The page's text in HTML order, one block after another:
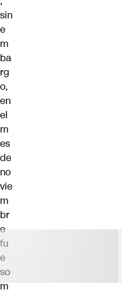
sin
e
m
ba
rg
o,
en
el
m
es
de
no
vie
m
br
e
fu
e
so
m